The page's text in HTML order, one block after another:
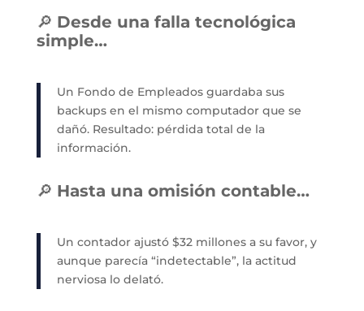
🔎 Desde una falla tecnológica
simple…
Un Fondo de Empleados guardaba sus
backups en el mismo computador que se
dañó. Resultado: pérdida total de la
información.
🔎 Hasta una omisión contable…
Un contador ajustó $32 millones a su favor, y
aunque parecía “indetectable”, la actitud
nerviosa lo delató.